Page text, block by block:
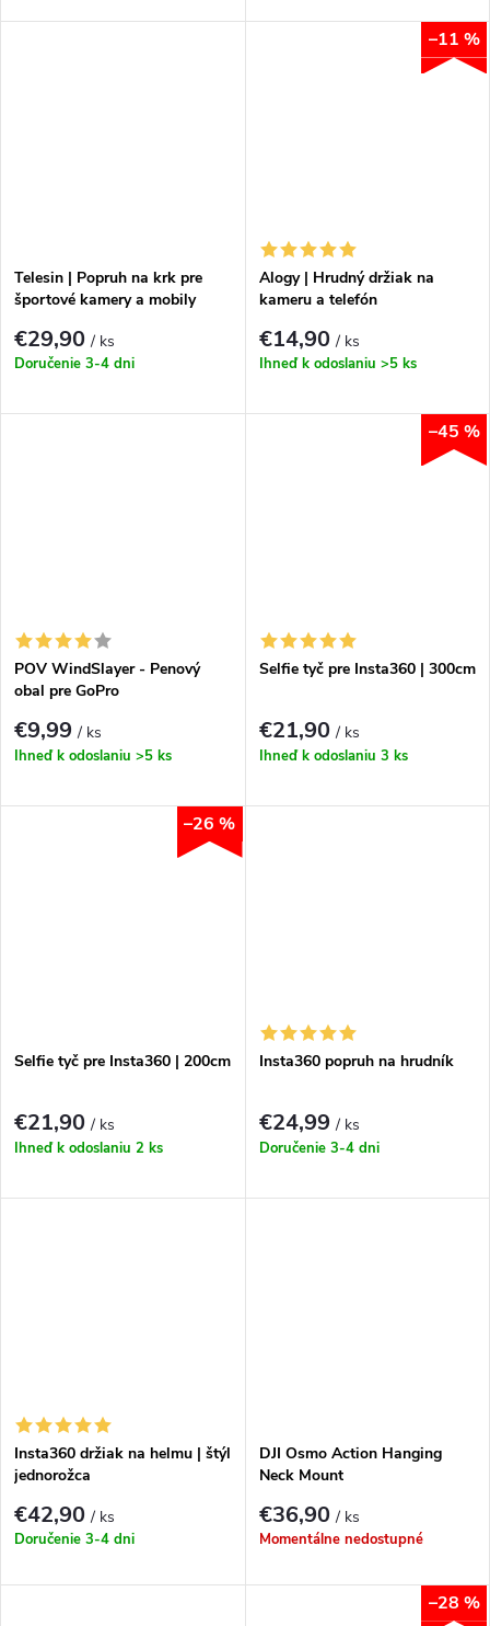
Telesin | Popruh na krk pre
športové kamery a mobily
€29,90/ ks
Doručenie 3-4 dni
–11 %
Alogy | Hrudný držiak na
kameru a telefón
€14,90/ ks
Ihneď k odoslaniu >5 ks
POV WindSlayer - Penový
obal pre GoPro
€9,99/ ks
Ihneď k odoslaniu >5 ks
–45 %
Selfie tyč pre Insta360 | 300cm
€21,90/ ks
Ihneď k odoslaniu 3 ks
–26 %
Selfie tyč pre Insta360 | 200cm
€21,90/ ks
Ihneď k odoslaniu 2 ks
Insta360 popruh na hrudník
€24,99/ ks
Doručenie 3-4 dni
Insta360 držiak na helmu | štýl
jednorožca
€42,90/ ks
Doručenie 3-4 dni
DJI Osmo Action Hanging
Neck Mount
€36,90/ ks
Momentálne nedostupné
–28 %